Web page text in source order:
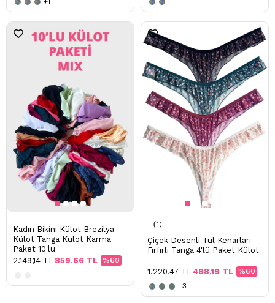
Kadın Bikini Külot Brezilya
Külot Tanga Külot Karma
Paket 10'lu
%60
859,66 TL
2.149,14 TL
1
Çiçek Desenli Tül Kenarları
Fırfırlı Tanga 4'lü Paket Külot
%60
488,19 TL
1.220,47 TL
+3